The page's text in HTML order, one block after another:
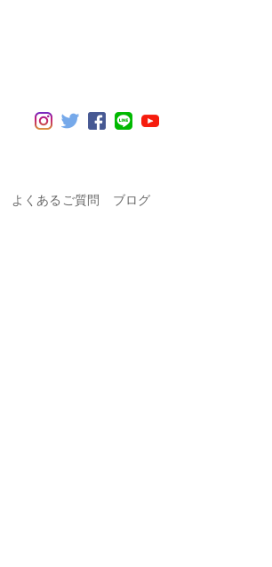
よくあるご質問 ブログ